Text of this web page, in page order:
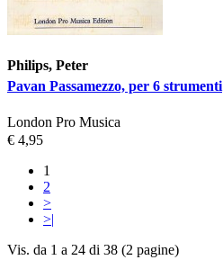
Philips, Peter
Pavan Passamezzo, per 6 strumenti
London Pro Musica
€ 4,95
1
2
>
>|
Vis. da 1 a 24 di 38 (2 pagine)